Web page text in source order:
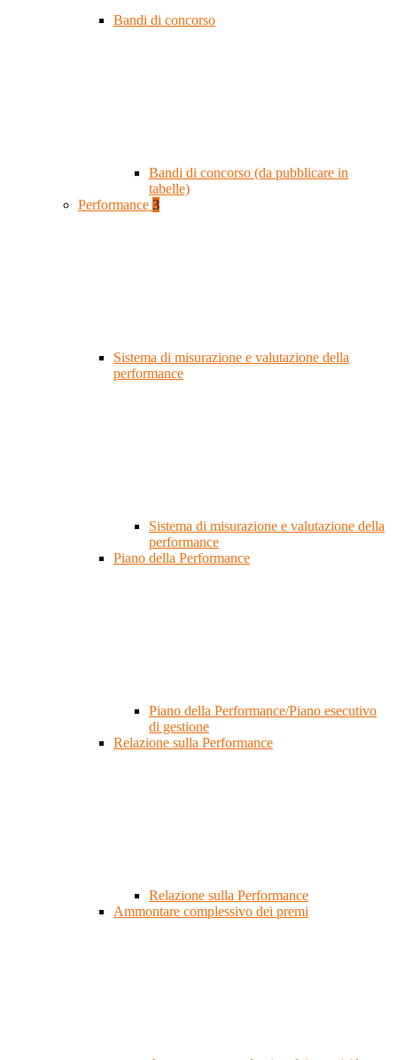
Bandi di concorso
Bandi di concorso (da pubblicare in
tabelle)
Performance 3
Sistema di misurazione e valutazione della
performance
Sistema di misurazione e valutazione della
performance
Piano della Performance
Piano della Performance/Piano esecutivo
di gestione
Relazione sulla Performance
Relazione sulla Performance
Ammontare complessivo dei premi